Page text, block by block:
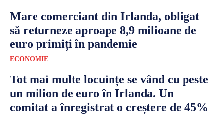
Mare comerciant din Irlanda, obligat
să returneze aproape 8,9 milioane de
euro primiți în pandemie
ECONOMIE
Tot mai multe locuințe se vând cu peste
un milion de euro în Irlanda. Un
comitat a înregistrat o creștere de 45%